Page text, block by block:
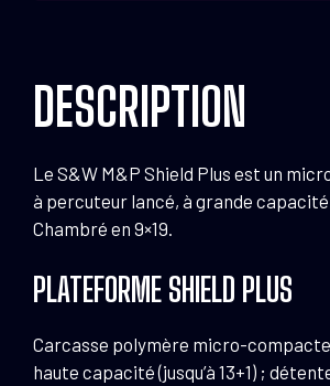
Safety
9x19
DESCRIPTION
Le S&W M&P Shield Plus est un
à percuteur lancé, à grande
Chambré en 9×19.
PLATEFORME SHIELD PLUS
Carcasse polymère micro-
haute capacité (jusqu’à 13+1) ;